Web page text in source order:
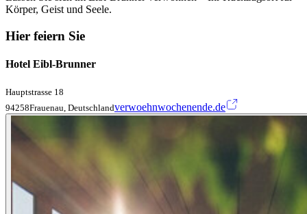
Körper, Geist und Seele.
Hier feiern Sie
Hotel Eibl-Brunner
Hauptstrasse 18
94258Frauenau, Deutschlandverwoehnwochenende.de